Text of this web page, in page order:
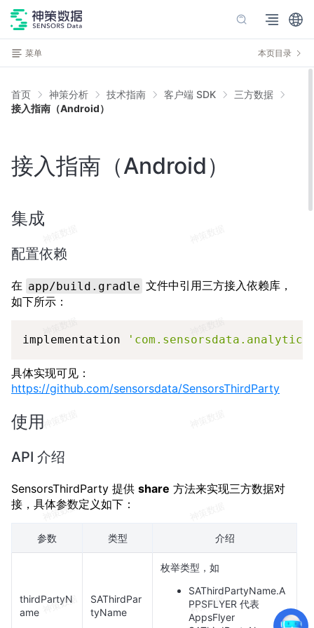
菜单 本页目录
首页 神策分析 技术指南 客户端 SDK
三方数据
接入指南（Android）
接入指南（Android）
集成
配置依赖
在 app/build.gradle 文件中引用三方接入依赖库，
如下所示：
implementation
Copy
具体实现可见：
https://github.com/sensorsdata/SensorsThirdParty
使用
API 介绍
SensorsThirdParty 提供 share 方法来实现三方数据对
接，具体参数定义如下：
参数 类型 介绍
thirdPartyN
ame
SAThirdPar
tyName
枚举类型，如
SAThirdPartyName.A
PPSFLYER 代表
AppsFlyer